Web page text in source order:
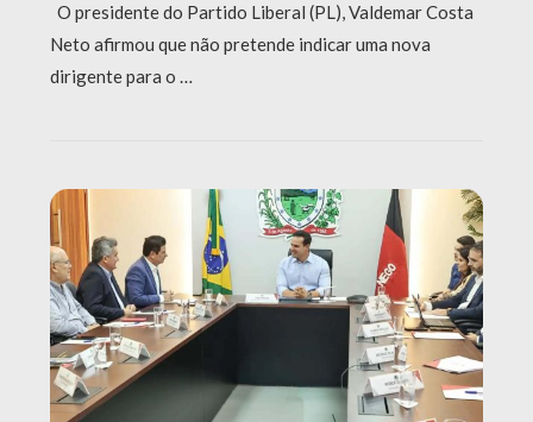
O presidente do Partido Liberal (PL), Valdemar Costa
Neto afirmou que não pretende indicar uma nova
dirigente para o …